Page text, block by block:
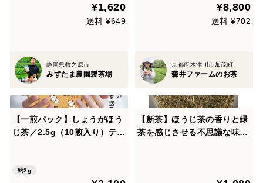
¥1,620
送料 ¥649
静岡県牧之原市
みずたま農園製茶場
上でお得にティータイム♡
【特記事項でリクエスト可
¥8,800
送料 ¥702
京都府木津川市加茂町
森井ファームのお茶
【一煎パック】しょうがほう
じ茶／2.5g（10煎入り）ティ
の気持ち プレゼント クリッ
約2g
【新茶】ほうじ茶の香りと緑
茶を感じさせる不思議な味わ